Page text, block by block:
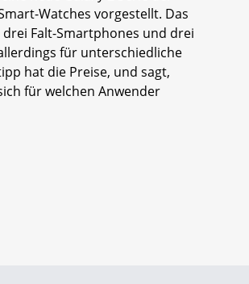
Watches vorgestellt. Das
Falt-Smartphones und drei
für unterschiedliche
hat die Preise, und sagt,
für welchen Anwender